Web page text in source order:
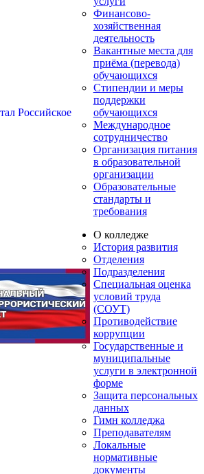
Финансово-
хозяйственная
деятельность
Вакантные места для
приёма (перевода)
обучающихся
Стипендии и меры
поддержки
обучающихся
Международное
сотрудничество
Организация питания
в образовательной
организации
Образовательные
стандарты и
требования
О колледже
История развития
Отделения
Подразделения
Специальная оценка
условий труда
(СОУТ)
Противодействие
коррупции
Государственные и
муниципальные
услуги в электронной
форме
Защита персональных
данных
Гимн колледжа
Преподавателям
Локальные
нормативные
документы